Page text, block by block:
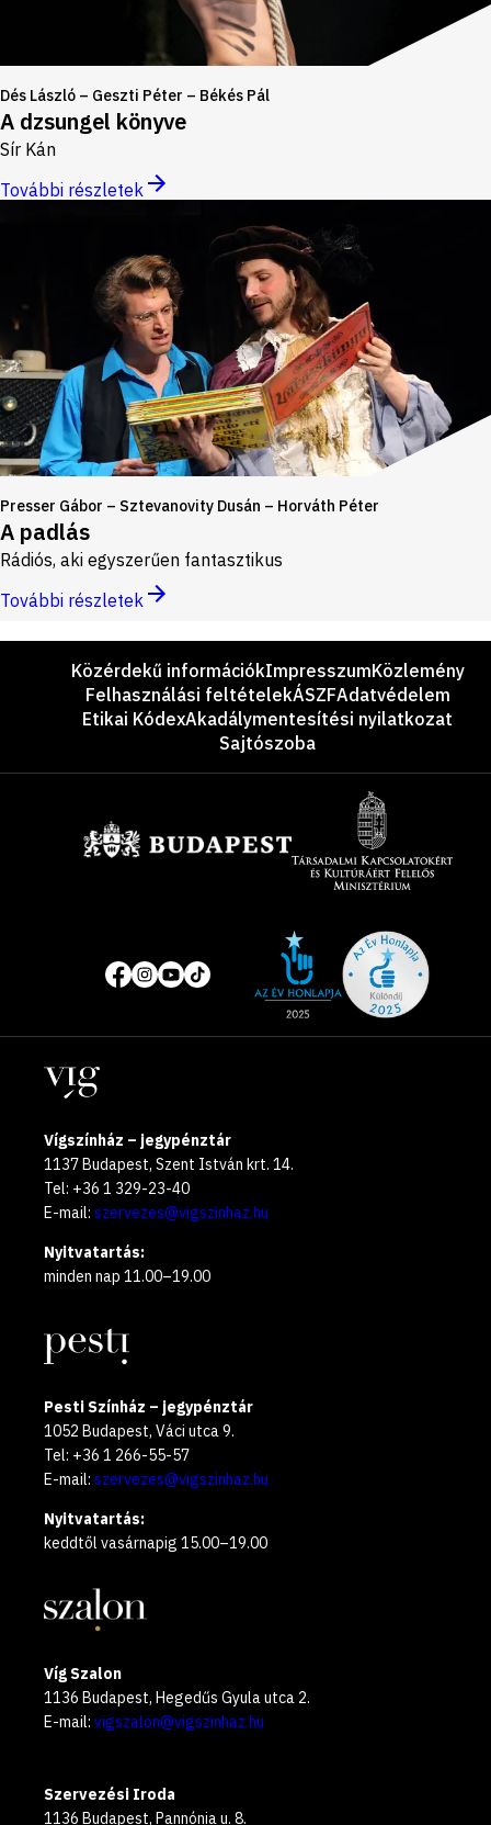
Dés László – Geszti Péter – Békés Pál
A dzsungel könyve
Sír Kán
További részletek
Presser Gábor – Sztevanovity Dusán – Horváth Péter
A padlás
Rádiós, aki egyszerűen fantasztikus
További részletek
LáblécKözérdekű információkImpresszumKözlemény
Felhasználási feltételekÁSZFAdatvédelem
Etikai KódexAkadálymentesítési nyilatkozat
Sajtószoba
Közösségi
média
oldalak
of
year
Helyszínek
Vígszínház – jegypénztár
1137 Budapest, Szent István krt. 14.
Tel: +36 1 329-23-40
E-mail: szervezes@vigszinhaz.hu
Nyitvatartás:
minden nap 11.00–19.00
Pesti Színház – jegypénztár
1052 Budapest, Váci utca 9.
Tel: +36 1 266-55-57
E-mail: szervezes@vigszinhaz.hu
Nyitvatartás:
keddtől vasárnapig 15.00–19.00
Víg Szalon
1136 Budapest, Hegedűs Gyula utca 2.
E-mail: vigszalon@vigszinhaz.hu
Szervezési Iroda
1136 Budapest, Pannónia u. 8.